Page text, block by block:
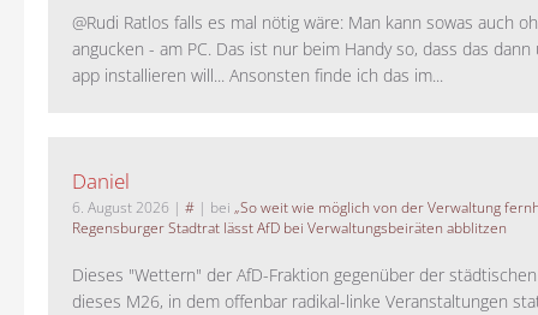
@Rudi Ratlos falls es mal nötig wäre: Man kann sowas auch
angucken - am PC. Das ist nur beim Handy so, dass das
app installieren will... Ansonsten finde ich das im...
Daniel
6. August 2026 | # | bei „So weit wie möglich von der Verwaltung
Regensburger Stadtrat lässt AfD bei Verwaltungsbeiräten abblitzen
Dieses "Wettern" der AfD-Fraktion gegenüber der
dieses M26, in dem offenbar radikal-linke Veranstaltungen